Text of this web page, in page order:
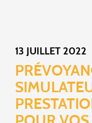
13 JUILLET 2022